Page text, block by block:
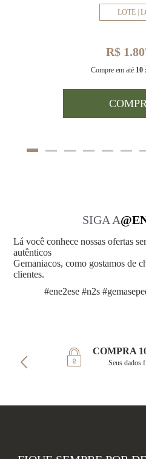
LOTE |
R$
Compre em até 10
SIGA A
Lá você conhece nossas ofertas
autênticos
Gemaniacos, como gostamos de
clientes.
#ene2ese #n2s
COMPRA
Seus dados